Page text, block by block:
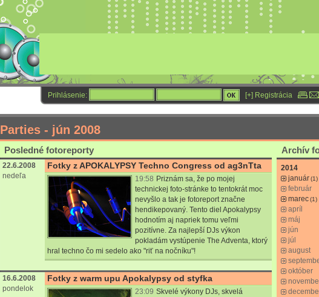
Prihlásenie: [+] Registrácia
Parties - jún 2008
Posledné fotoreporty
22.6.2008
nedeľa
Fotky z APOKALYPSY Techno Congress od ag3nTta
19:58 Priznám sa, že po mojej
technickej foto-stránke to tentokrát moc
nevyšlo a tak je fotoreport značne
hendikepovaný. Tento diel Apokalypsy
hodnotím aj napriek tomu veľmi
pozitívne. Za najlepší DJs výkon
pokladám vystúpenie The Adventa, ktorý
hral techno čo mi sedelo ako "riť na nočníku"!
16.6.2008
pondelok
Fotky z warm upu Apokalypsy od styfka
23:09 Skvelé výkony DJs, skvelá
Archív
2014
január(1)
február
marec(1)
apríl
máj
jún
júl
august
október